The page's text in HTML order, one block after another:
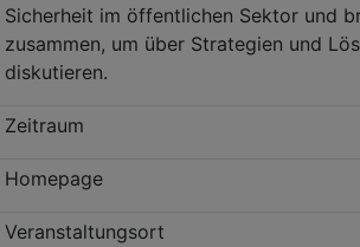
Sicherheit im öffentlichen Sektor und
zusammen, um über Strategien und
diskutieren.
Zeitraum
Homepage
Veranstaltungsort